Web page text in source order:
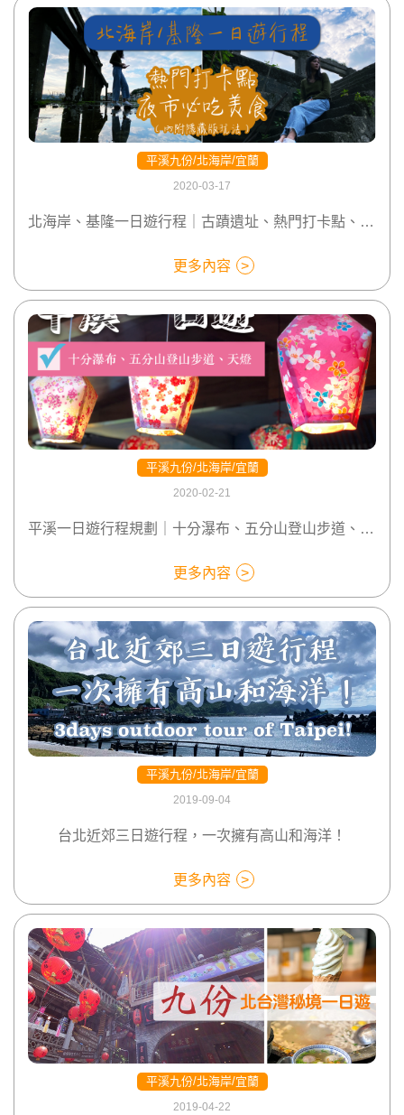
平溪九份/北海岸/宜蘭
2020-03-17
北海岸、基隆一日遊行程｜古蹟遺址、熱門打卡點、夜市必吃美食（內附隱藏版玩法）
更多內容
平溪九份/北海岸/宜蘭
2020-02-21
平溪一日遊行程規劃｜十分瀑布、五分山登山步道、放天燈
更多內容
平溪九份/北海岸/宜蘭
2019-09-04
台北近郊三日遊行程，一次擁有高山和海洋！
更多內容
平溪九份/北海岸/宜蘭
2019-04-22